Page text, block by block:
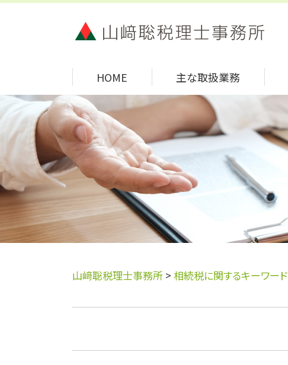
HOME 主な取扱業務
山﨑聡税理士事務所 > 相続税に関するキーワード